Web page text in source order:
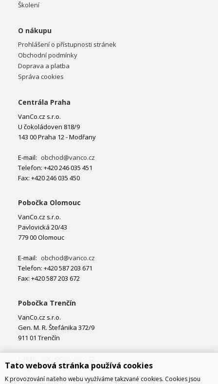
Školení
O nákupu
Prohlášení o přístupnosti stránek
Obchodní podmínky
Doprava a platba
Správa cookies
Centrála Praha
VanCo.cz s.r.o.
U čokoládoven 818/9
143 00 Praha 12 - Modřany
E-mail: obchod@vanco.cz
Telefon: +420 246 035 451
Fax: +420 246 035 450
Pobočka Olomouc
VanCo.cz s.r.o.
Pavlovická 20/43
779 00 Olomouc
E-mail: obchod@vanco.cz
Telefon: +420 587 203 671
Fax: +420 587 203 672
Pobočka Trenčín
VanCo.cz s.r.o.
Gen. M. R. Štefánika 372/9
911 01 Trenčín
Telefon: +421 32 877 74 02
Tato webová stránka používá cookies
K provozování našeho webu využíváme takzvané cookies. Cookies jsou